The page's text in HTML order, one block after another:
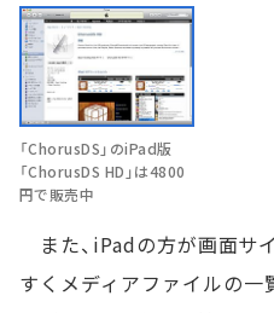
「ChorusDS」のiPad版
「ChorusDS HD」は4800
円で販売中
また、iPadの方が画面サ
すくメディアファイルの一